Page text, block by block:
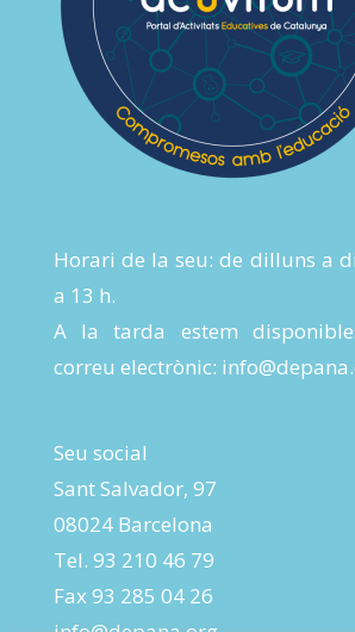
Horari de la seu: de dilluns a
a 13 h.
A la tarda estem
correu electrònic:
Seu social
Sant Salvador, 97
08024 Barcelona
Tel. 93 210 46 79
Fax 93 285 04 26